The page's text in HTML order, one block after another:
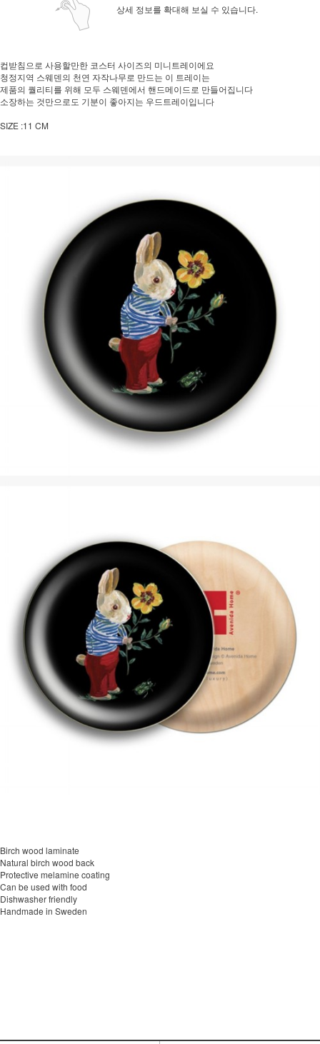
페이코 ID로 페
상세 정보를 확대해 보실 수 있습니다.
컵받침으로 사용할만한 코스터 사이즈의 미니트레이에요
청정지역 스웨덴의 천연 자작나무로 만드는 이 트레이는
제품의 퀄리티를 위해 모두 스웨덴에서 핸드메이드로 만들어집니다
소장하는 것만으로도 기분이 좋아지는 우드트레이입니다
SIZE :11 CM
Birch wood laminate
Natural birch wood back
Protective melamine coating
Can be used with food
Dishwasher friendly
Handmade in Sweden